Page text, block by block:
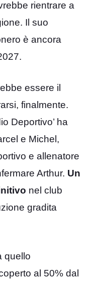
rientrare a
Il suo
è ancora
essere il
finalmente.
Deportivo’ ha
e Michel,
e allenatore
Arthur. Un
nel club
gradita
quello
al 50% dal